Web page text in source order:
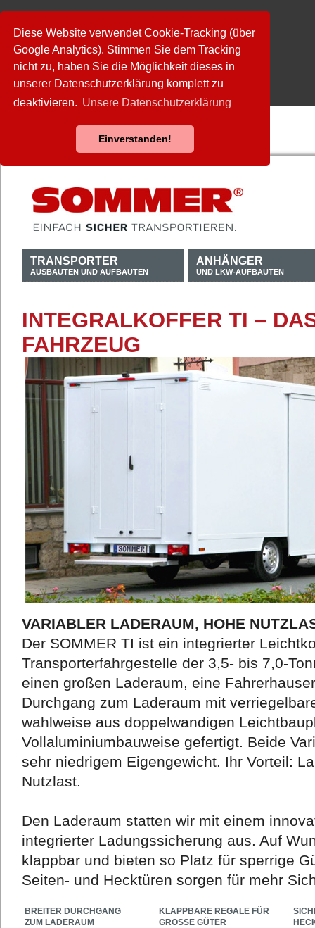
Diese Website verwendet Cookie-Tracking (über
Google Analytics). Stimmen Sie dem Tracking
nicht zu, haben Sie die Möglichkeit dieses in
unserer Datenschutzerklärung komplett zu
deaktivieren. Unsere Datenschutzerklärung
Einverstanden!
TRANSPORTER
AUSBAUTEN UND AUFBAUTEN
ANHÄNGER
UND LKW-AUFBAUTEN
INTEGRALKOFFER TI –
FAHRZEUG
VARIABLER LADERAUM, HOHE
Der SOMMER TI ist ein integrierter
Transporterfahrgestelle der 3,5- bis 7,0-
einen großen Laderaum, eine
Durchgang zum Laderaum mit
wahlweise aus doppelwandigen
Vollaluminiumbauweise gefertigt. Beide
sehr niedrigem Eigengewicht. Ihr Vorteil:
Nutzlast.
Den Laderaum statten wir mit einem
integrierter Ladungssicherung aus. Auf
klappbar und bieten so Platz für sperrige
Seiten- und Hecktüren sorgen für mehr
BREITER DURCHGANG
ZUM LADERAUM
KLAPPBARE REGALE FÜR
GROSSE GÜTER